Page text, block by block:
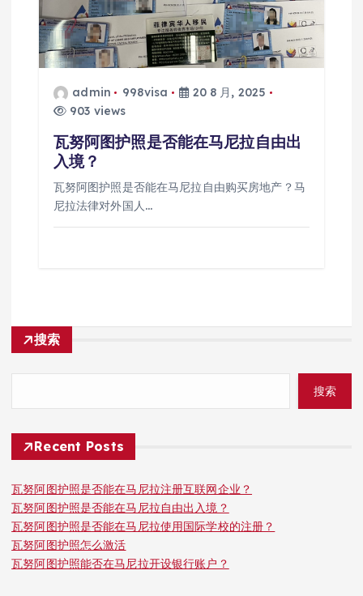
admin 998visa
20 8 月, 2025
903 views
瓦努阿图护照是否能在马尼拉自由出
入境？
瓦努阿图护照是否能在马尼拉自由购买房地产？马
尼拉法律对外国人…
搜索
搜索
Recent Posts
瓦努阿图护照是否能在马尼拉注册互联网企业？
瓦努阿图护照是否能在马尼拉自由出入境？
瓦努阿图护照是否能在马尼拉使用国际学校的注册？
瓦努阿图护照怎么激活
瓦努阿图护照能否在马尼拉开设银行账户？